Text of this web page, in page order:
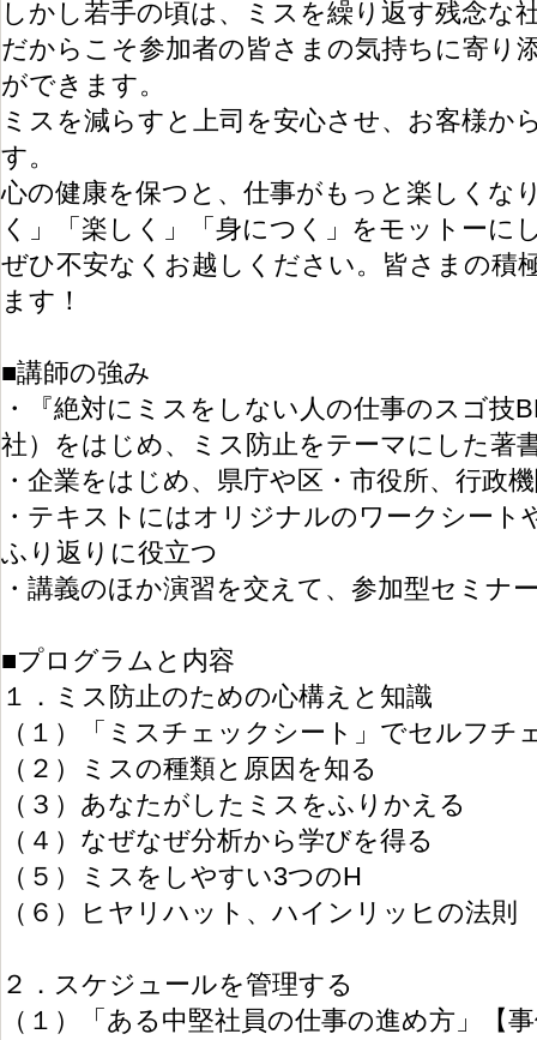
しかし若手の頃は、ミスを繰り返す残念な
だからこそ参加者の皆さまの気持ちに寄り
ができます。
ミスを減らすと上司を安心させ、お客様か
す。
心の健康を保つと、仕事がもっと楽しくな
く」「楽しく」「身につく」をモットーに
ぜひ不安なくお越しください。皆さまの積
ます！
■講師の強み
・『絶対にミスをしない人の仕事のスゴ技
社）をはじめ、ミス防止をテーマにした著
・企業をはじめ、県庁や区・市役所、行政
・テキストにはオリジナルのワークシー
ふり返りに役立つ
・講義のほか演習を交えて、参加型セミナ
■プログラムと内容
１．ミス防止のための心構えと知識
（１）「ミスチェックシート」でセルフチ
（２）ミスの種類と原因を知る
（３）あなたがしたミスをふりかえる
（４）なぜなぜ分析から学びを得る
（５）ミスをしやすい3つのH
（６）ヒヤリハット、ハインリッヒの法則
２．スケジュールを管理する
（１）「ある中堅社員の仕事の進め方」【